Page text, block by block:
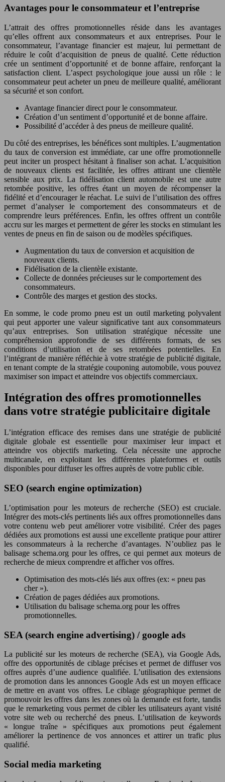
Avantages pour le consommateur et l’entreprise
L’attrait des offres promotionnelles réside dans les avantages
qu’elles offrent aux consommateurs et aux entreprises. Pour le
consommateur, l’avantage financier est majeur, lui permettant de
réduire le coût d’acquisition de pneus de qualité. Cette réduction
crée un sentiment d’opportunité et de bonne affaire, renforçant la
satisfaction client. L’aspect psychologique joue aussi un rôle : le
consommateur peut acheter un pneu de meilleure qualité, améliorant
sa sécurité et son confort.
Avantage financier direct pour le consommateur.
Création d’un sentiment d’opportunité et de bonne affaire.
Possibilité d’accéder à des pneus de meilleure qualité.
Du côté des entreprises, les bénéfices sont multiples. L’augmentation
du taux de conversion est immédiate, car une offre promotionnelle
peut inciter un prospect hésitant à finaliser son achat. L’acquisition
de nouveaux clients est facilitée, les offres attirant une clientèle
sensible aux prix. La fidélisation client automobile est une autre
retombée positive, les offres étant un moyen de récompenser la
fidélité et d’encourager le réachat. Le suivi de l’utilisation des offres
permet d’analyser le comportement des consommateurs et de
comprendre leurs préférences. Enfin, les offres offrent un contrôle
accru sur les marges et permettent de gérer les stocks en stimulant les
ventes de pneus en fin de saison ou de modèles spécifiques.
Augmentation du taux de conversion et acquisition de
nouveaux clients.
Fidélisation de la clientèle existante.
Collecte de données précieuses sur le comportement des
consommateurs.
Contrôle des marges et gestion des stocks.
En somme, le code promo pneu est un outil marketing polyvalent
qui peut apporter une valeur significative tant aux consommateurs
qu’aux entreprises. Son utilisation stratégique nécessite une
compréhension approfondie de ses différents formats, de ses
conditions d’utilisation et de ses retombées potentielles. En
l’intégrant de manière réfléchie à votre stratégie de publicité digitale,
en tenant compte de la stratégie couponing automobile, vous pouvez
maximiser son impact et atteindre vos objectifs commerciaux.
Intégration des offres promotionnelles
dans votre stratégie publicitaire digitale
L’intégration efficace des remises dans une stratégie de publicité
digitale globale est essentielle pour maximiser leur impact et
atteindre vos objectifs marketing. Cela nécessite une approche
multicanale, en exploitant les différentes plateformes et outils
disponibles pour diffuser les offres auprès de votre public cible.
SEO (search engine optimization)
L’optimisation pour les moteurs de recherche (SEO) est cruciale.
Intégrer des mots-clés pertinents liés aux offres promotionnelles dans
votre contenu web peut améliorer votre visibilité. Créer des pages
dédiées aux promotions est aussi une excellente pratique pour attirer
les consommateurs à la recherche d’avantages. N’oubliez pas le
balisage schema.org pour les offres, ce qui permet aux moteurs de
recherche de mieux comprendre et afficher vos offres.
Optimisation des mots-clés liés aux offres (ex: « pneu pas
cher »).
Création de pages dédiées aux promotions.
Utilisation du balisage schema.org pour les offres
promotionnelles.
SEA (search engine advertising) / google ads
La publicité sur les moteurs de recherche (SEA), via Google Ads,
offre des opportunités de ciblage précises et permet de diffuser vos
offres auprès d’une audience qualifiée. L’utilisation des extensions
de promotion dans les annonces Google Ads est un moyen efficace
de mettre en avant vos offres. Le ciblage géographique permet de
promouvoir les offres dans les zones où la demande est forte, tandis
que le remarketing vous permet de cibler les utilisateurs ayant visité
votre site web ou recherché des pneus. L’utilisation de keywords
« longue traîne » spécifiques aux promotions peut également
améliorer la pertinence de vos annonces et attirer un trafic plus
qualifié.
Social media marketing